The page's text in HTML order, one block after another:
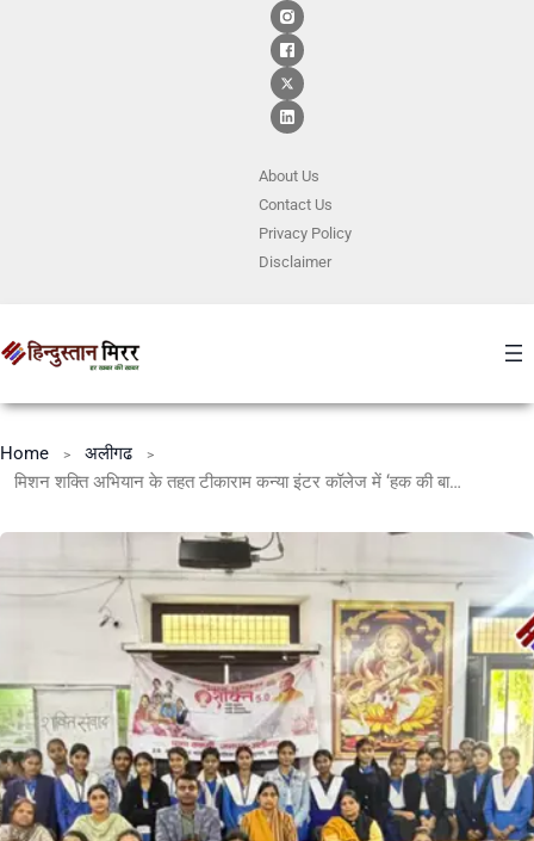
About Us
ContactUs
Privacy Policy
Disclaimer
Home
अलीगढ
मिशन शक्ति अभियान के तहत टीकाराम कन्या इंटर कॉलेज में ‘हक की बात’ कार्यक्रम आयोजित